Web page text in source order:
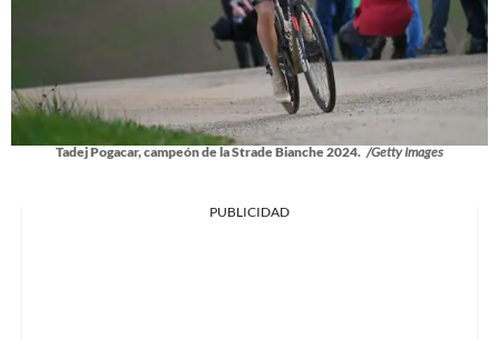
Tadej Pogacar, campeón de la Strade Bianche 2024. /Getty Images
PUBLICIDAD